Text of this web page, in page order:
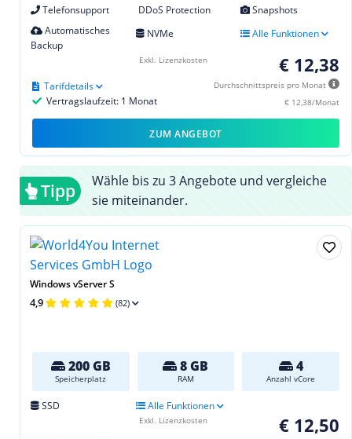
Telefonsupport DDoS Protection
Snapshots
Automatisches
Backup
NVMe Alle Funktionen
€ 12,38
Durchschnittspreis pro Monat
€ 12,38/Monat
Vertragslaufzeit: 1 Monat
Tarifdetails
Exkl. Lizenzkosten
ZUM ANGEBOT
Tipp
Wähle bis zu 3 Angebote und vergleiche
sie miteinander.
Windows vServer S
4,9 (82)
200 GB
Speicherplatz
8 GB
RAM
4
Anzahl vCore
SSD Alle Funktionen
€ 12,50
Exkl. Lizenzkosten